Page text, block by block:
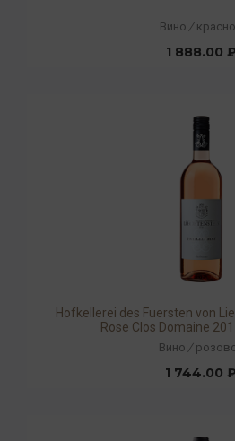
Вино /
1 888.00 ₽
Hofkellerei des Fuersten von
Rose Clos Domaine
Вино /
1 744.00 ₽